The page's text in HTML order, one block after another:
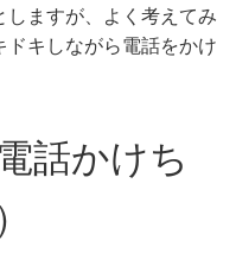
しますが、よく考えてみ
ドキしながら電話をかけ
話かけち